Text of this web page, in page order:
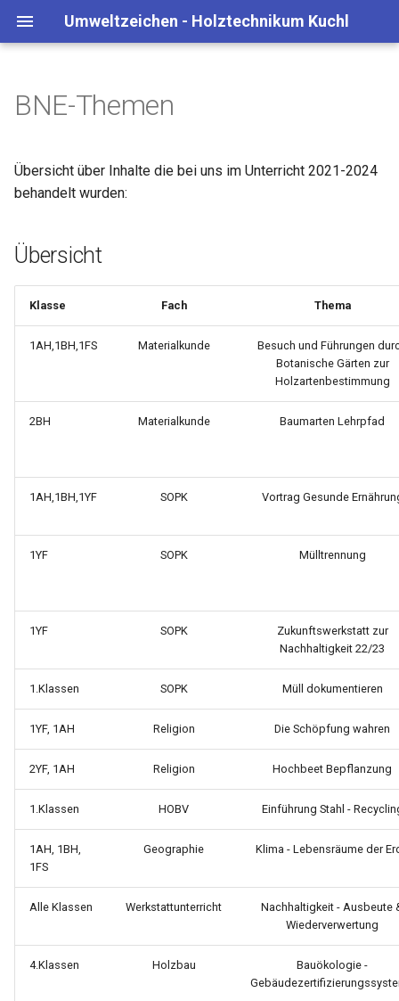
Umweltzeichen - Holztechnikum Kuchl
Übersicht
Jahresbericht Beiträge
Anreise
ÖBB Schulcard
BNE-Themen
Übersicht über Inhalte die bei uns im Unterricht 2021-2024
behandelt wurden:
Übersicht
Klasse Fach Thema
1AH,1BH,1FS Materialkunde
Besuch und Führungen
Botanische Gärten zur
Holzartenbestimmung
2BH Materialkunde Baumarten Lehrpfad
1AH,1BH,1YF SOPK Vortrag Gesunde
1YF SOPK Mülltrennung
1YF SOPK
Zukunftswerkstatt zur
Nachhaltigkeit 22/23
1.Klassen SOPK Müll dokumentieren
1YF, 1AH Religion Die Schöpfung wahren
2YF, 1AH Religion Hochbeet Bepflanzung
1.Klassen HOBV Einführung Stahl -
1AH, 1BH,
1FS
Geographie Klima - Lebensräume der
Alle Klassen Werkstattunterricht
Nachhaltigkeit - Ausbeute
Wiederverwertung
4.Klassen Holzbau
Bauökologie -